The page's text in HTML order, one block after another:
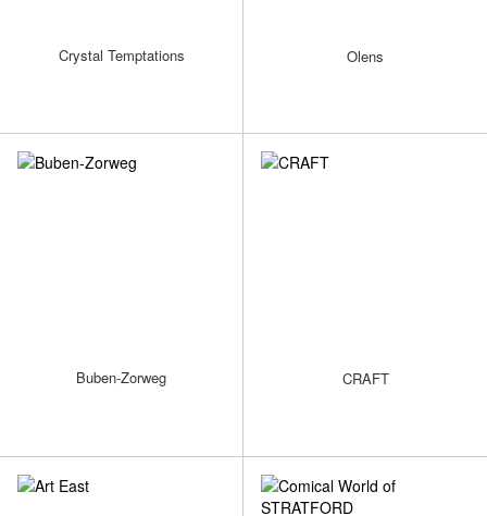
Crystal Temptations Olens
Buben-Zorweg CRAFT